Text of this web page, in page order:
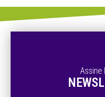
Assine